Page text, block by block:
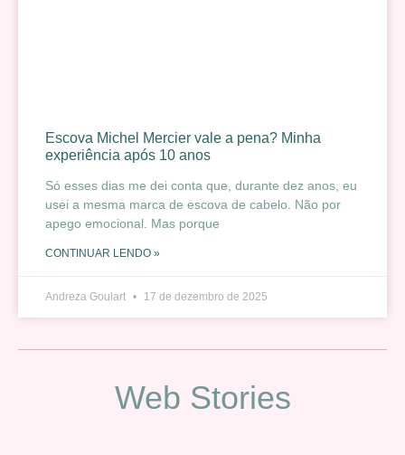
Escova Michel Mercier vale a pena? Minha
experiência após 10 anos
Só esses dias me dei conta que, durante dez anos, eu
usei a mesma marca de escova de cabelo. Não por
apego emocional. Mas porque
CONTINUAR LENDO »
Andreza Goulart 17 de dezembro de 2025
Web Stories